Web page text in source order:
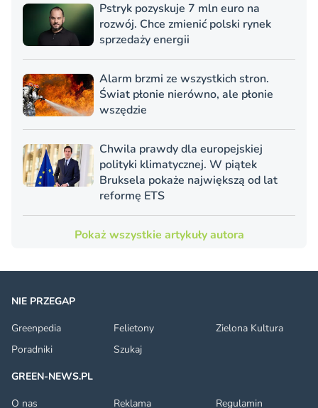
Pstryk pozyskuje 7 mln euro na
rozwój. Chce zmienić polski rynek
sprzedaży energii
Alarm brzmi ze wszystkich stron.
Świat płonie nierówno, ale płonie
wszędzie
Chwila prawdy dla europejskiej
polityki klimatycznej. W piątek
Bruksela pokaże największą od lat
reformę ETS
Pokaż wszystkie artykuły autora
NIE PRZEGAP
Greenpedia
Felietony
Zielona Kultura
Poradniki
Szukaj
GREEN-NEWS.PL
O nas
Reklama Regulamin